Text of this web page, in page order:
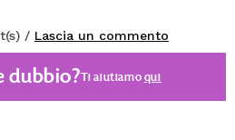
/ Lascia un commento
dubbio?Ti aiutiamoqui